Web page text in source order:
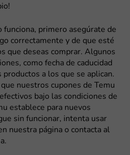
funciona, primero asegúrate de
correctamente y de que esté
que deseas comprar. Algunos
como fecha de caducidad
a los que se aplican.
nuestros cupones de Temu
bajo las condiciones de
establece para nuevos
sin funcionar, intenta usar
nuestra página o contacta al